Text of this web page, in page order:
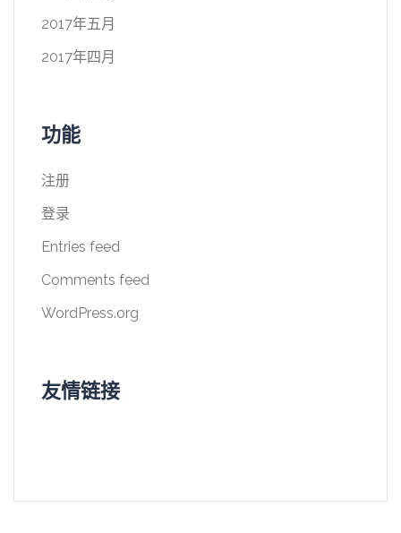
2017年五月
2017年四月
功能
注册
登录
Entries feed
Comments feed
WordPress.org
友情链接